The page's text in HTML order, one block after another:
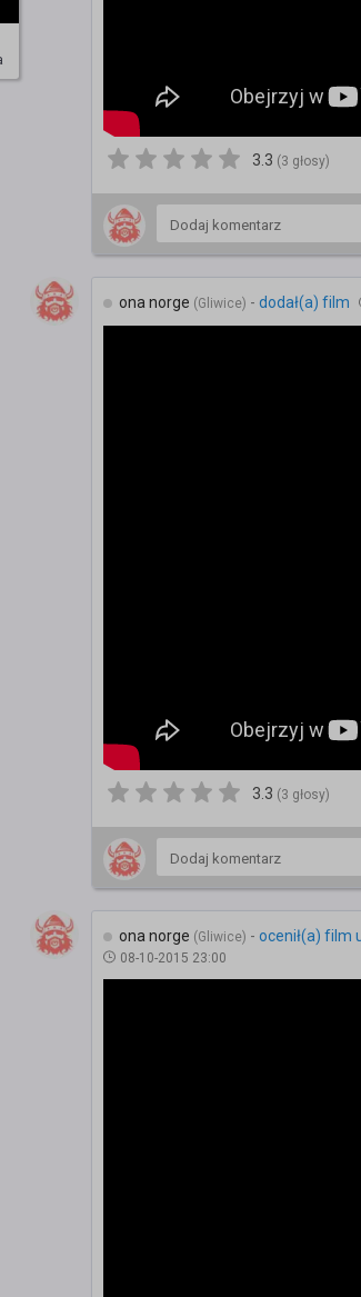
3.3 (3 głosy)
ona norge (Gliwice) - dodał(a) film
3.3 (3 głosy)
ona norge (Gliwice) - ocenił(a) film
08-10-2015 23:00